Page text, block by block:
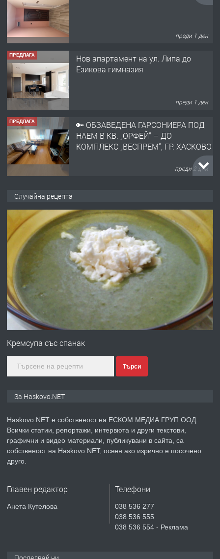
преди 1 ден
ПРЕДЛАГА
Нов апартамент на ул. Липа до
Езикова гимназия
преди 1 ден
ПРЕДЛАГА
🔑 ОБЗАВЕДЕНА ГАРСОНИЕРА ПОД
НАЕМ В КВ. „ОРФЕЙ“ – ДО
КОМПЛЕКС „ВЕСПРЕМ“, ГР. ХАСКОВО
преди 2 дни
АПАРТАМЕНТ В ЦЕНТЪРА НА ГР.
ХАСКОВО
преди 3 дни
ПРЕДЛАГА Давам гараж под наем
преди 3 дни
ПРЕДЛАГА
№4120 Магазин/Офис под наем в кв.
градската градина!
преди 4 дни
ПРЕДЛАГА
Продавам парцел в гр. Хасково кв.
СГЛОБЯВАНЕ НА МЕБЕЛИ.
Случайна рецепта
Кремсупа със спанак
Търси
За Haskovo.NET
Haskovo.NET е собственост на ЕСКОМ МЕДИА ГРУП ООД.
Всички статии, репортажи, интервюта и други текстови,
графични и видео материали, публикувани в сайта, са
собственост на Haskovo.NET, освен ако изрично е посочено
друго.
Главен редактор
Анета Кутелова
Телефони
038 536 277
038 536 555
038 536 554 - Реклама